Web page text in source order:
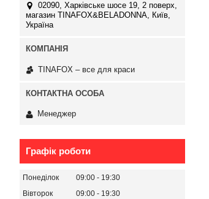
02090, Харківське шосе 19, 2 поверх,
магазин TINAFOX&BELADONNA, Київ,
Україна
TINAFOX – все для краси
Менеджер
Графік роботи
Понеділок 09:00
19:30
Вівторок
09:00
19:30